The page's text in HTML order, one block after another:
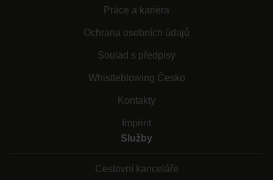
Práce a kariéra
Ochrana osobních údajů
Soulad s předpisy
Whistleblowing Česko
Kontakty
Imprint
Služby
Cestovní kanceláře